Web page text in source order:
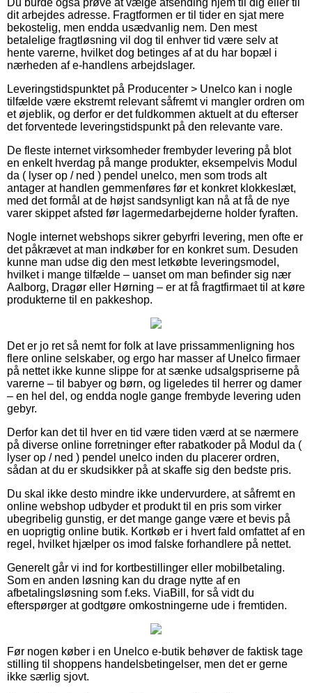
dit arbejdes adresse. Fragtformen er til tider en sjat mere
bekostelig, men endda usædvanlig nem. Den mest
betalelige fragtløsning vil dog til enhver tid være selv at
hente varerne, hvilket dog betinges af at du har bopæl i
nærheden af e-handlens arbejdslager.
Leveringstidspunktet på Producenter > Unelco kan i nogle
tilfælde være ekstremt relevant såfremt vi mangler ordren om
et øjeblik, og derfor er det fuldkommen aktuelt at du efterser
det forventede leveringstidspunkt på den relevante vare.
De fleste internet virksomheder frembyder levering på blot
en enkelt hverdag på mange produkter, eksempelvis Modul
da ( lyser op / ned ) pendel unelco, men som trods alt
antager at handlen gemmenføres før et konkret klokkeslæt,
med det formål at de højst sandsynligt kan nå at få de nye
varer skippet afsted før lagermedarbejderne holder fyraften.
Nogle internet webshops sikrer gebyrfri levering, men ofte er
det påkrævet at man indkøber for en konkret sum. Desuden
kunne man udse dig den mest letkøbte leveringsmodel,
hvilket i mange tilfælde – uanset om man befinder sig nær
Aalborg, Dragør eller Hørning – er at få fragtfirmaet til at køre
produkterne til en pakkeshop.
Det er jo ret så nemt for folk at lave prissammenligning hos
flere online selskaber, og ergo har masser af Unelco firmaer
på nettet ikke kunne slippe for at sænke udsalgspriserne på
varerne – til babyer og børn, og ligeledes til herrer og damer
– en hel del, og endda nogle gange frembyde levering uden
gebyr.
Derfor kan det til hver en tid være tiden værd at se nærmere
på diverse online forretninger efter rabatkoder på Modul da (
lyser op / ned ) pendel unelco inden du placerer ordren,
sådan at du er skudsikker på at skaffe sig den bedste pris.
Du skal ikke desto mindre ikke undervurdere, at såfremt en
online webshop udbyder et produkt til en pris som virker
ubegribelig gunstig, er det mange gange være et bevis på
en uoprigtig online butik. Kortkøb er i hvert fald omfattet af en
regel, hvilket hjælper os imod falske forhandlere på nettet.
Generelt går vi ind for kortbestillinger eller mobilbetaling.
Som en anden løsning kan du drage nytte af en
afbetalingsløsning som f.eks. ViaBill, for så vidt du
efterspørger at godtgøre omkostningerne ude i fremtiden.
Før nogen køber i en Unelco e-butik behøver de faktisk tage
stilling til shoppens handelsbetingelser, men det er gerne
ikke særlig sjovt.